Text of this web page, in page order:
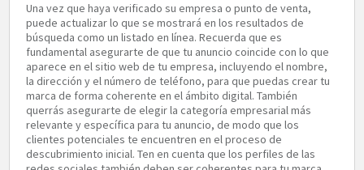
Una vez que haya verificado su empresa o punto de venta,
puede actualizar lo que se mostrará en los resultados de
búsqueda como un listado en línea. Recuerda que es
fundamental asegurarte de que tu anuncio coincide con lo que
aparece en el sitio web de tu empresa, incluyendo el nombre,
la dirección y el número de teléfono, para que puedas crear tu
marca de forma coherente en el ámbito digital. También
querrás asegurarte de elegir la categoría empresarial más
relevante y específica para tu anuncio, de modo que los
clientes potenciales te encuentren en el proceso de
descubrimiento inicial. Ten en cuenta que los perfiles de las